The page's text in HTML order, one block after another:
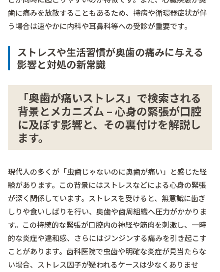
歯に痛みを放散することもあるため、持病や循環器症状が伴
う場合は速やかに内科や耳鼻科等への受診が重要です。
ストレスや生活習慣が奥歯の痛みに与える
影響と対処の新常識
「奥歯が痛いストレス」で検索される
背景とメカニズム – 心身の緊張が口腔
に及ぼす影響と、その裏付けを解説し
ます。
現代人の多くが「虫歯じゃないのに奥歯が痛い」と感じた経
験があります。この背景にはストレスなどによる心身の緊張
が深く関係しています。ストレスを受けると、無意識に歯ぎ
しりや食いしばりを行い、奥歯や歯周組織へ圧力がかかりま
す。この持続的な緊張が口腔内の神経や筋肉を刺激し、一時
的な炎症や違和感、さらにはジンジンする痛みを引き起こす
ことがあります。歯科医院で虫歯や明確な炎症が見当たらな
い場合、ストレス因子が疑われるケースは少なくありませ